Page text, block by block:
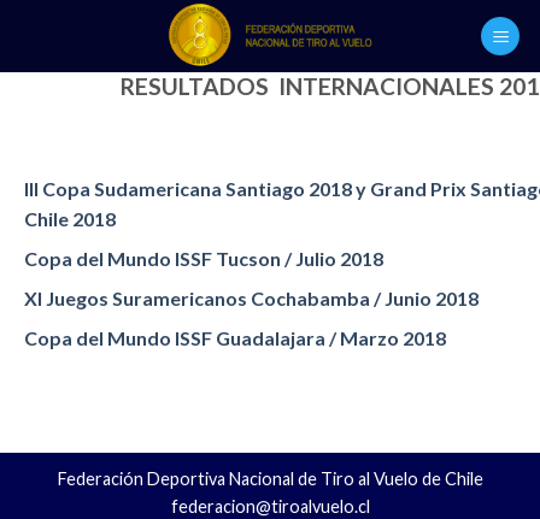
content
RESULTADOS INTERNACIONALES
III Copa Sudamericana Santiago 2018 y Grand Prix
Chile 2018
Copa del Mundo ISSF Tucson / Julio 2018
XI Juegos Suramericanos Cochabamba / Junio 2018
Copa del Mundo ISSF Guadalajara / Marzo 2018
Federación Deportiva Nacional de Tiro al Vuelo de Chile
federacion@tiroalvuelo.cl